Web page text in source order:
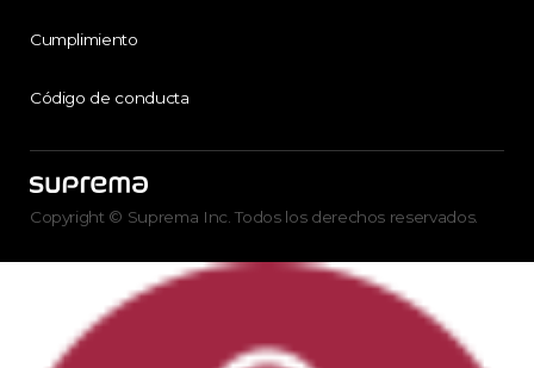
Cumplimiento
Código de conducta
Copyright © Suprema Inc. Todos los derechos reservados.